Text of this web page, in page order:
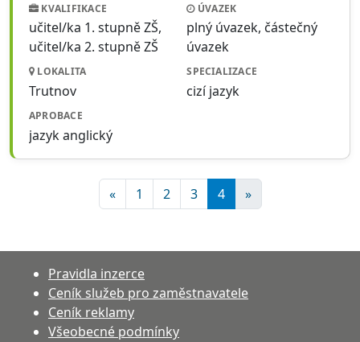
KVALIFIKACE
učitel/ka 1. stupně ZŠ,
učitel/ka 2. stupně ZŠ
ÚVAZEK
plný úvazek, částečný
úvazek
LOKALITA
Trutnov
SPECIALIZACE
cizí jazyk
APROBACE
jazyk anglický
« 1 2 3 4 »
Pravidla inzerce
Ceník služeb pro zaměstnavatele
Ceník reklamy
Všeobecné podmínky